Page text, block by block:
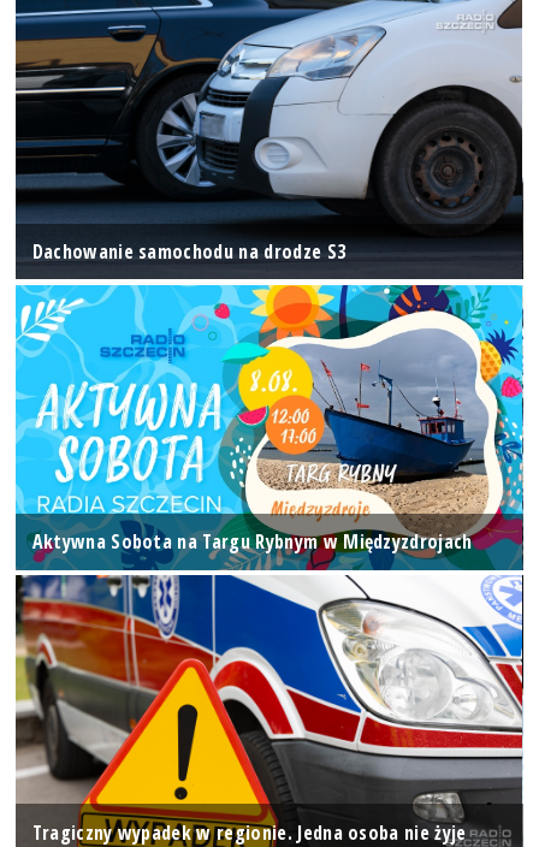
Dachowanie samochodu na drodze S3
Aktywna Sobota na Targu Rybnym w Międzyzdrojach
Tragiczny wypadek w regionie. Jedna osoba nie żyje